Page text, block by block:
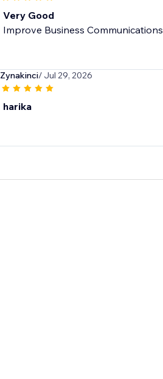
Very Good
Improve Business Communications
Zynakinci/ Jul 29, 2026
harika